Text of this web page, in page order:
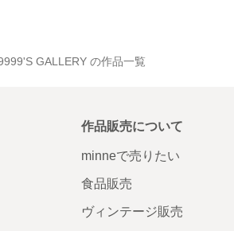
GALLERY の作品一覧
作品販売について
minneで売りたい
食品販売
ヴィンテージ販売